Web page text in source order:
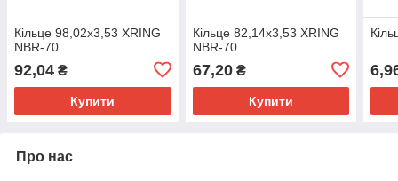
Кільце 98,02х3,53 XRING
NBR-70
92,04 ₴
Купити
Кільце 82,14х3,53 XRING
NBR-70
67,20₴
Купити
Про нас